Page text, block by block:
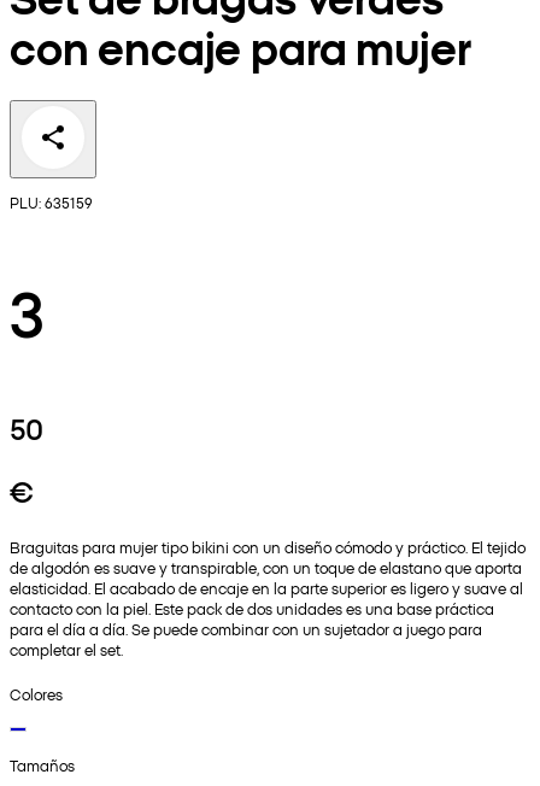
con encaje para mujer
PLU: 635159
3
50
€
Braguitas para mujer tipo bikini con un diseño cómodo y práctico. El tejido
de algodón es suave y transpirable, con un toque de elastano que aporta
elasticidad. El acabado de encaje en la parte superior es ligero y suave al
contacto con la piel. Este pack de dos unidades es una base práctica
para el día a día. Se puede combinar con un sujetador a juego para
completar el set.
Colores
Tamaños